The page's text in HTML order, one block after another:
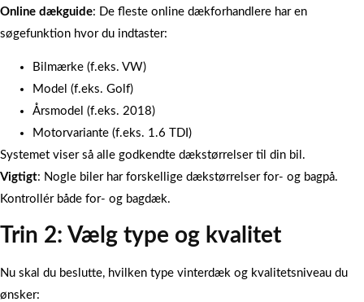
Online dækguide: De fleste online dækforhandlere har en
søgefunktion hvor du indtaster:
Bilmærke (f.eks. VW)
Model (f.eks. Golf)
Årsmodel (f.eks. 2018)
Motorvariante (f.eks. 1.6 TDI)
Systemet viser så alle godkendte dækstørrelser til din bil.
Vigtigt: Nogle biler har forskellige dækstørrelser for- og bagpå.
Kontrollér både for- og bagdæk.
Trin 2: Vælg type og kvalitet
Nu skal du beslutte, hvilken type vinterdæk og kvalitetsniveau du
ønsker: